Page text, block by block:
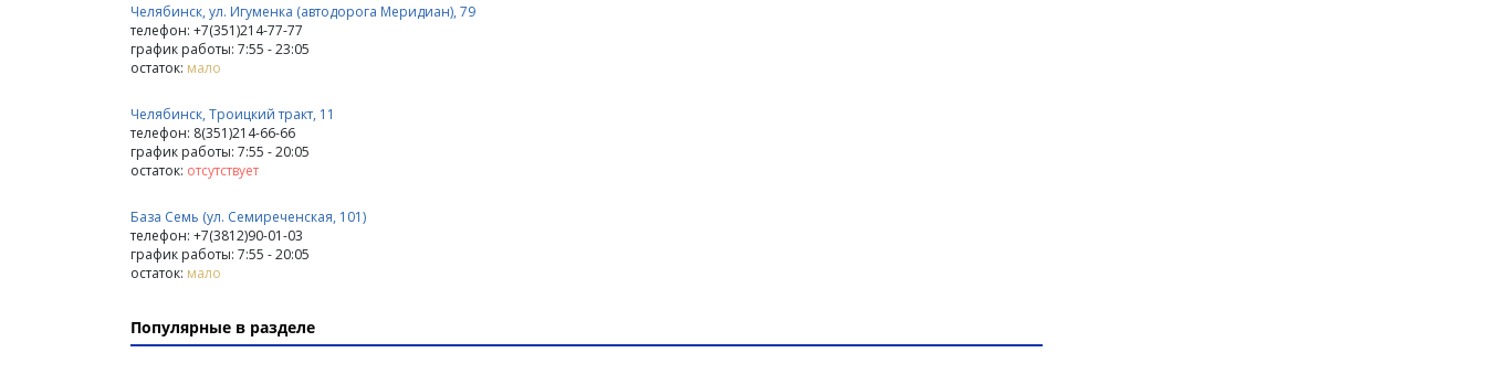
Челябинск, ул. Игуменка (автодорога Меридиан), 79
телефон: +7(351)214-77-77
график работы: 7:55 - 23:05
остаток: мало
Челябинск, Троицкий тракт, 11
телефон: 8(351)214-66-66
график работы: 7:55 - 20:05
остаток: отсутствует
База Семь (ул. Семиреченская, 101)
телефон: +7(3812)90-01-03
график работы: 7:55 - 20:05
остаток: мало
Популярные в разделе